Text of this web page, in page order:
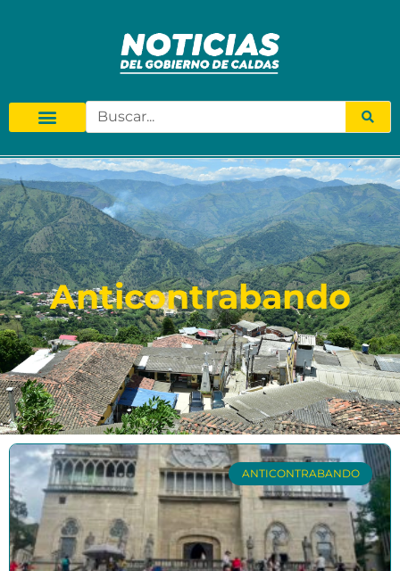
Anticontrabando
ANTICONTRABANDO